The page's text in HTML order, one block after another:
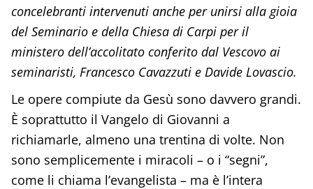
concelebranti intervenuti anche per unirsi alla gioia
del Seminario e della Chiesa di Carpi per il
ministero dell’accolitato conferito dal Vescovo ai
seminaristi, Francesco Cavazzuti e Davide Lovascio.
Le opere compiute da Gesù sono davvero grandi.
È soprattutto il Vangelo di Giovanni a
richiamarle, almeno una trentina di volte. Non
sono semplicemente i miracoli – o i “segni”,
come li chiama l’evangelista – ma è l’intera